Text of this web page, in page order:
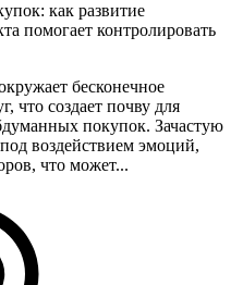
как развитие
помогает контролировать
бесконечное
что создает почву для
покупок. Зачастую
воздействием эмоций,
что может...